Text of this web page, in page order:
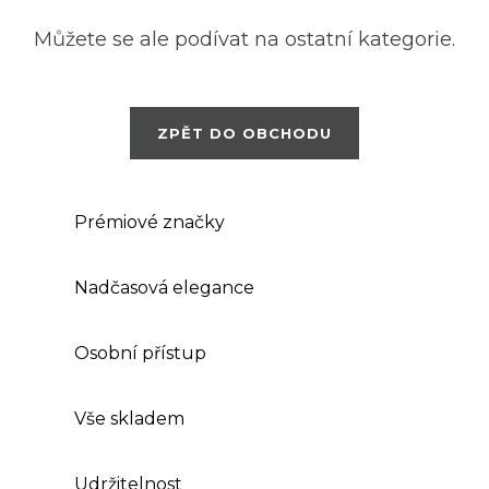
Můžete se ale podívat na ostatní kategorie.
ZPĚT DO OBCHODU
Prémiové značky
Nadčasová elegance
Osobní přístup
Vše skladem
Udržitelnost